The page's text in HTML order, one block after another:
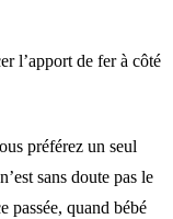
l’apport de fer à côté
préférez un seul
sans doute pas le
passée, quand bébé